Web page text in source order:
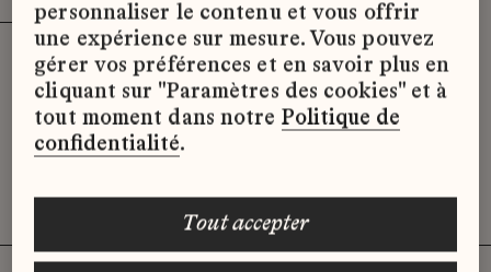
Désolé, il semble qu’il n’y ait pas
d’offres d’emploi disponibles pour le
moment.
personnaliser le contenu et vous offrir
une expérience sur mesure. Vous pouvez
gérer vos préférences et en savoir plus en
cliquant sur "Paramètres des cookies" et à
tout moment dans notre Politique de
confidentialité.
tout accepter